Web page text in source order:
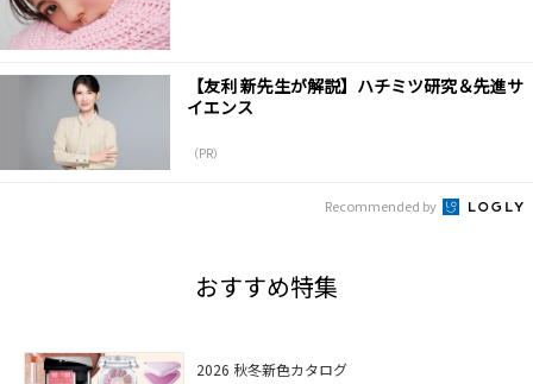
【友利 新先生が解説】ハチミツ研究＆先進サ
イエンス
（PR）
Recommended by
おすすめ特集
2026 秋冬新色カタログ